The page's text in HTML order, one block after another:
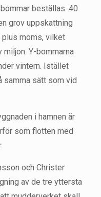
beställas. 40
grov uppskattning
moms, vilket
miljon. Y-bommarna
vintern. Istället
samma sätt som vid
i hamnen är
som flotten med
och Christer
av de tre yttersta